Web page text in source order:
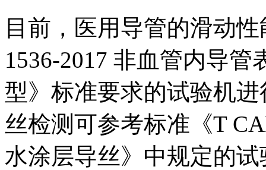
目前，医用导管的滑动
1536-2017 非血管内导
型》标准要求的试验机
丝检测可参考标准《T
水涂层导丝》中规定的